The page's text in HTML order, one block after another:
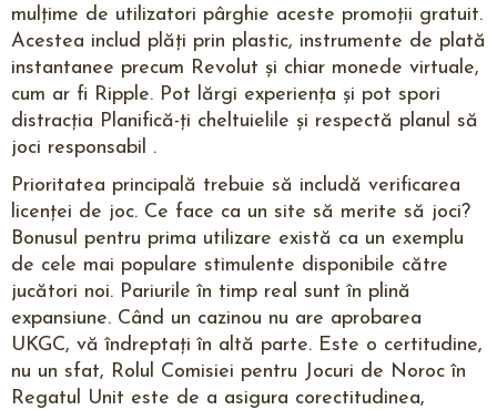
mulțime de utilizatori pârghie aceste promoții gratuit.
Acestea includ plăți prin plastic, instrumente de plată
instantanee precum Revolut și chiar monede virtuale,
cum ar fi Ripple. Pot lărgi experiența și pot spori
distracția Planifică-ți cheltuielile și respectă planul să
joci responsabil .
Prioritatea principală trebuie să includă verificarea
licenței de joc. Ce face ca un site să merite să joci?
Bonusul pentru prima utilizare există ca un exemplu
de cele mai populare stimulente disponibile către
jucători noi. Pariurile în timp real sunt în plină
expansiune. Când un cazinou nu are aprobarea
UKGC, vă îndreptați în altă parte. Este o certitudine,
nu un sfat, Rolul Comisiei pentru Jocuri de Noroc în
Regatul Unit este de a asigura corectitudinea,